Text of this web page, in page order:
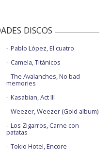
DISCOS
Pablo López, El cuatro
Camela, Titánicos
The Avalanches, No bad
memories
Kasabian, Act III
Weezer, Weezer (Gold album)
Los Zigarros, Carne con
patatas
Tokio Hotel, Encore